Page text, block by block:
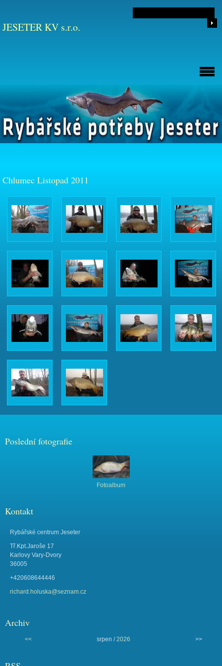
JESETER KV s.r.o.
Chlumec Listopad 2011
Poslední fotografie
Fotoalbum
Kontakt
Rybářské centrum Jeseter
Tř.Kpt.Jaroše 17
Karlovy Vary-Dvory
36005
+420608644446
richard.holuska@seznam.cz
Archiv
<< srpen /2026 >>